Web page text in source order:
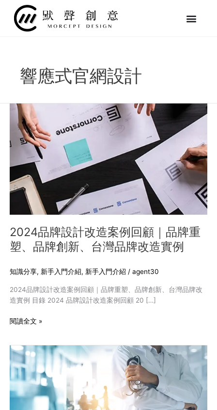
響應式官網設計
2024品牌設計改造案例回顧｜品牌重
塑、品牌創新、台灣品牌改造實例
知識分享, 新手入門介紹, 新手入門介紹 / agent30
2024品牌設計改造案例回顧｜品牌重塑、品牌創新、台灣品牌改
造實例 目錄 2024 品牌設計改造案例回顧 20 […]
2024
設
案
例
顧
｜
品
牌
塑、
牌
創
台
品
牌
改
實
例
閱讀全文 »
數
位
化
時
代